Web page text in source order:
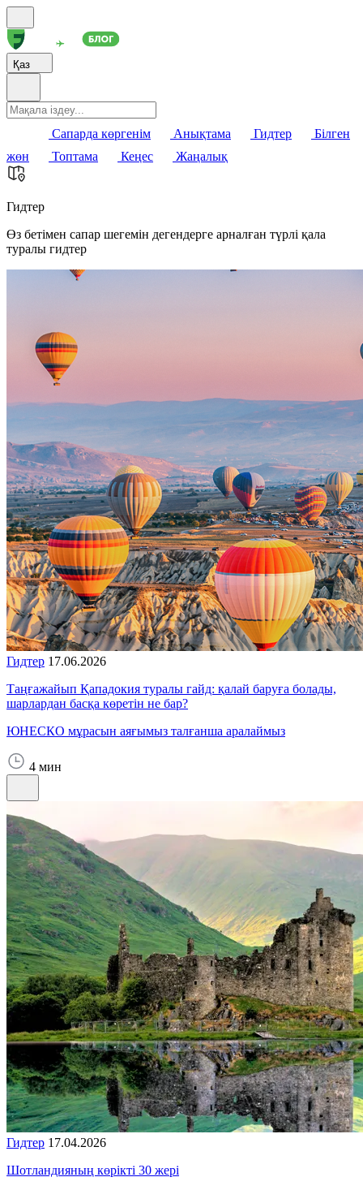
Қаз
Сапарда көргенім Анықтама Гидтер
Білген
жөн
Топтама Кеңес Жаңалық
Гидтер
Өз бетімен сапар шегемін дегендерге арналған түрлі қала
туралы гидтер
Гидтер 17.06.2026
Таңғажайып Қападокия туралы гайд: қалай баруға болады,
шарлардан басқа көретін не бар?
ЮНЕСКО мұрасын аяғымыз талғанша аралаймыз
4 мин
Гидтер 17.04.2026
Шотландияның көрікті 30 жері